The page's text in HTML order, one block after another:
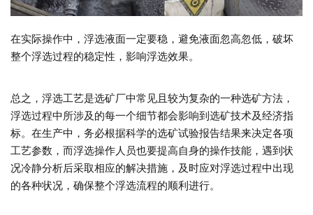
在实际操作中，浮选液面一定要稳，避免液面忽高忽低，破坏
整个浮选过程的稳定性，影响浮选效果。
总之，浮选工艺是选矿厂中常见且较为复杂的一种选矿方法，
浮选过程中所涉及的每一个细节都会影响到选矿技术及经济指
标。在生产中，务必根据科学的选矿试验报告结果来决定各项
工艺参数，而浮选操作人员也要提高自身的操作技能，遇到状
况冷静分析后采取相应的解决措施，及时应对浮选过程中出现
的各种状况，确保整个浮选流程的顺利进行。